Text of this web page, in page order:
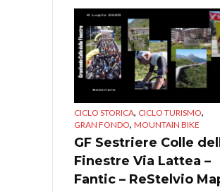
CICLO STORICA, CICLO TURISMO,
GRAN FONDO, MOUNTAIN BIKE
GF Sestriere Colle
Finestre Via Lattea –
Fantic – ReStelvio